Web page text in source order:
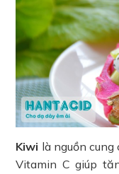
Kiwi là nguồn
Vitamin C giúp